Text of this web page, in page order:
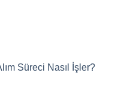
Süreci Nasıl İşler?